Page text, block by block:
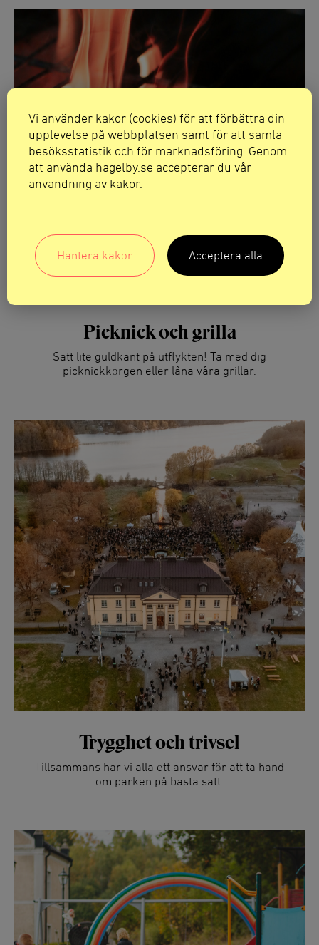
Picknick och grilla
Sätt lite guldkant på utflykten! Ta med dig
picknickkorgen eller låna våra grillar.
Trygghet och trivsel
Tillsammans har vi alla ett ansvar för att ta hand
om parken på bästa sätt.
Vi använder kakor (cookies) för att förbättra din
upplevelse på webbplatsen samt för att samla
besöksstatistik och för marknadsföring. Genom
att använda hagelby.se accepterar du vår
användning av kakor.
Hantera kakor Acceptera alla